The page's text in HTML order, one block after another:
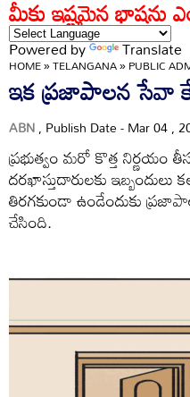
మీకు ఇష్టమైన భాషను
Powered by Translate
HOME»TELANGANA»PUBLIC
ఇక ప్రజాపాలన సేవా
ABN, Publish Date - Mar 04 ,
ప్రభుత్వం మరో కొత్త నిర్ణయం
దరఖాస్తుదారులకు
తిరగకుండా ఉండేందుకు
చేసింది.